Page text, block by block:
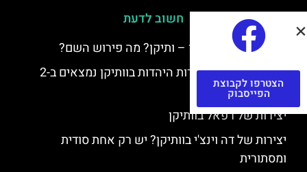
חשוב לדעת
למה קוראים לוותיקן – ותיקן? מה פירוש השם?
כתב יד ותיקן – אוצרות היהדות בוותיקן נמצאים ב-2
כתבי יד עתיקים
יצירות של רפאל בוותיקן
יצירות של דה וינצ'י בוותיקן? יש רק אחת סודית
ומסתורית
הצטרפו לקבוצת
הפייסבוק